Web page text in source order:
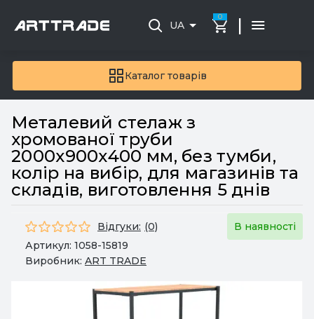
Каталог товарів
UA
0 |
Металевий стелаж з
хромованої труби
2000х900х400 мм, без тумби,
колір на вибір, для магазинів та
складів, виготовлення 5 днів
Відгуки: (0)
В наявності
Артикул: 1058-15819
Виробник: ART TRADE